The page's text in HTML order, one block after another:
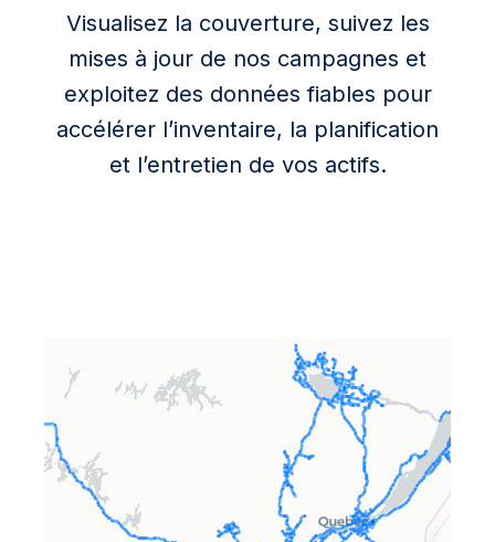
Visualisez la couverture, suivez les
mises à jour de nos campagnes et
exploitez des données fiables pour
accélérer l’inventaire, la planification
et l’entretien de vos actifs.